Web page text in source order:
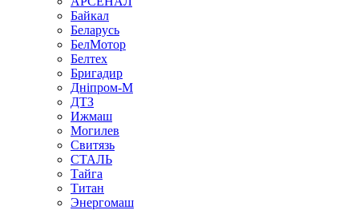
Байкал
Беларусь
БелМотор
Белтех
Бригадир
Дніпром-М
ДТЗ
Ижмаш
Могилев
Свитязь
СТАЛЬ
Тайга
Титан
Энергомаш